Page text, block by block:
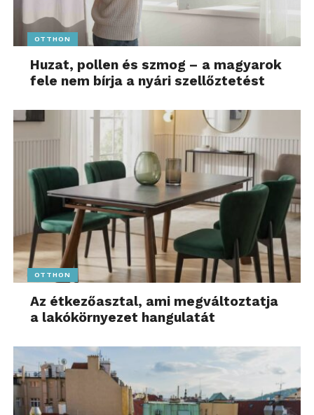
OTTHON
Huzat, pollen és szmog – a magyarok
fele nem bírja a nyári szellőztetést
OTTHON
Az étkezőasztal, ami megváltoztatja
a lakókörnyezet hangulatát